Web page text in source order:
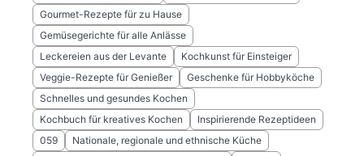
Gourmet-Rezepte für zu Hause
Gemüsegerichte für alle Anlässe
Leckereien aus der Levante
Kochkunst für Einsteiger
Veggie-Rezepte für Genießer
Geschenke für Hobbyköche
Schnelles und gesundes Kochen
Kochbuch für kreatives Kochen
Inspirierende Rezeptideen
059
Nationale, regionale und ethnische Küche